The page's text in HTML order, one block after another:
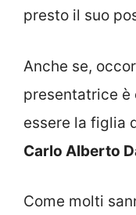
presto il suo
Anche se,
presentatrice è
essere la figlia
Carlo Alberto
Come molti